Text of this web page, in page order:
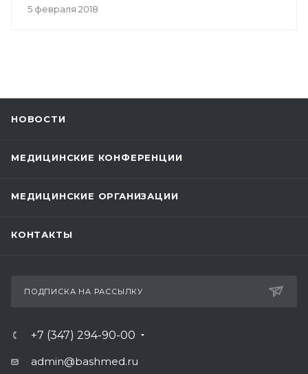
5 февраля 2018
НОВОСТИ
МЕДИЦИНСКИЕ КОНФЕРЕНЦИИ
МЕДИЦИНСКИЕ ОРГАНИЗАЦИИ
КОНТАКТЫ
ПОДПИСКА НА РАССЫЛКУ
+7 (347) 294-90-00
admin@bashmed.ru